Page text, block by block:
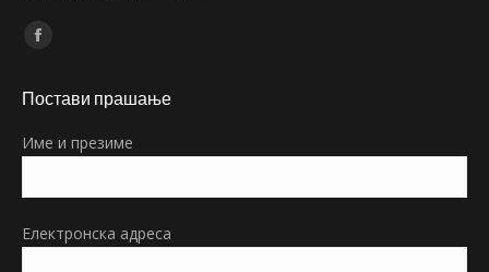
Find us on:
Facebook
opens
new
Постави прашање
Име и презиме
Електронска адреса